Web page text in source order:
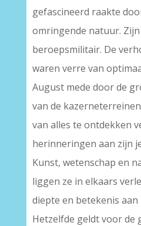
gefascineerd raakte
omringende natuur. Zijn
beroepsmilitair. De
waren verre van
August mede door de
van de
van alles te ontdekken
herinneringen aan zijn
Kunst, wetenschap en
liggen ze in elkaars
diepte en betekenis aan
Hetzelfde geldt voor de